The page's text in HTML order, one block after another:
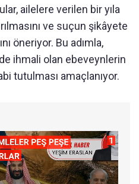
ailelere verilen bir yıla
ve suçun şikâyete
öneriyor. Bu adımla,
ihmali olan ebeveynlerin
tutulması amaçlanıyor.